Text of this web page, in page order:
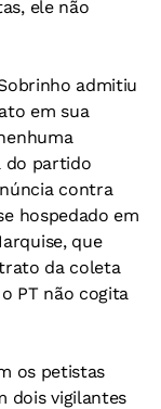
ele não
admitiu
em sua
do partido
contra
hospedado em
que
da coleta
PT não cogita
os petistas
dois vigilantes